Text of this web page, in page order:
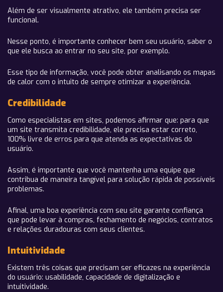
Além de ser visualmente atrativo, ele também precisa ser
funcional.
Nesse ponto, é importante conhecer bem seu usuário, saber o
que ele busca ao entrar no seu site, por exemplo.
Esse tipo de informação, você pode obter analisando os mapas
de calor com o intuito de sempre otimizar a experiência.
Credibilidade
Como especialistas em sites, podemos afirmar que: para que
um site transmita credibilidade, ele precisa estar correto,
100% livre de erros para que atenda as expectativas do
usuário.
Assim, é importante que você mantenha uma equipe que
contribua de maneira tangível para solução rápida de possíveis
problemas.
Afinal, uma boa experiência com seu site garante confiança
que pode levar à compras, fechamento de negócios, contratos
e relações duradouras com seus clientes.
Intuitividade
Existem três coisas que precisam ser eficazes na experiência
do usuário: usabilidade, capacidade de digitalização e
intuitividade.